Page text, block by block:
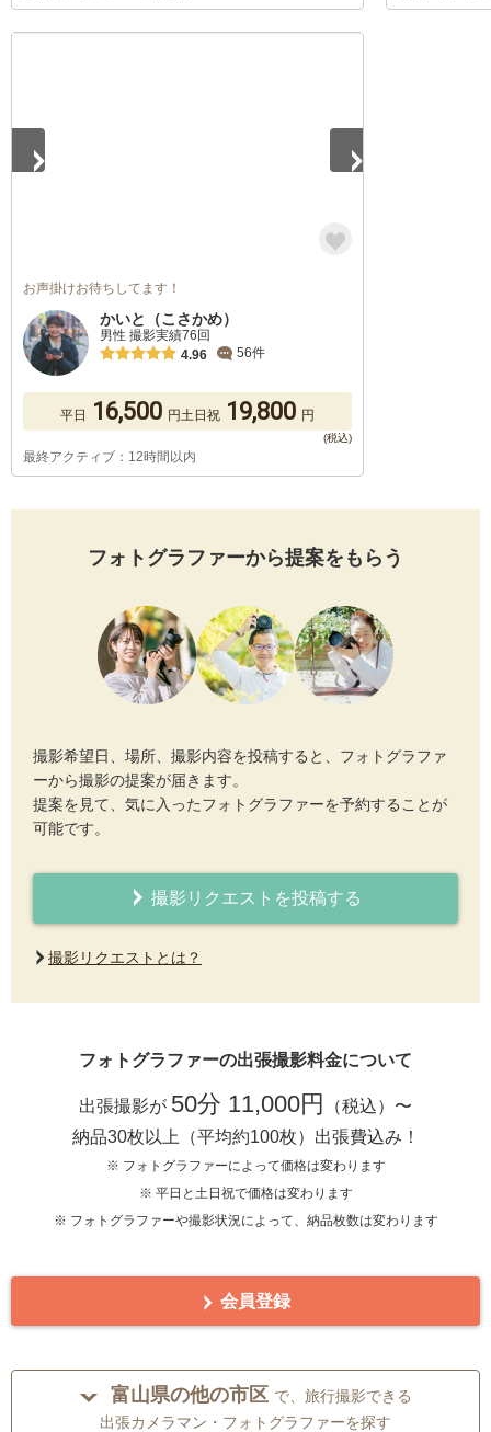
お声掛けお待ちしてます！
かいと（こさかめ）
男性 撮影実績76回
4.96
56件
平日 16,500 円土日祝 19,800 円
最終アクティブ：12時間以内
フォトグラファーから提案をもらう
撮影希望日、場所、撮影内容を投稿すると、フォトグラファ
ーから撮影の提案が届きます。
提案を見て、気に入ったフォトグラファーを予約することが
可能です。
撮影リクエストを投稿する
撮影リクエストとは？
フォトグラファーの出張撮影料金について
出張撮影が 50分 11,000円
（税込）〜
納品30枚以上（平均約100枚）出張費込み！
※ フォトグラファーによって価格は変わります
※ 平日と土日祝で価格は変わります
※ フォトグラファーや撮影状況によって、納品枚数は変わります
会員登録
富山県の他の市区 で、旅行撮影できる
出張カメラマン・フォトグラファーを探す